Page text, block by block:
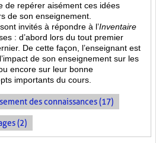
de repérer aisément ces idées
de son enseignement.
invités à répondre à l’Inventaire
: d’abord lors du tout premier
De cette façon, l’enseignant est
de son enseignement sur les
encore sur leur bonne
importants du cours.
des connaissances (17)
(2)